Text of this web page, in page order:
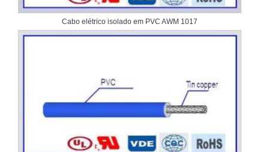
Cabo elétrico isolado em PVC AWM 1017